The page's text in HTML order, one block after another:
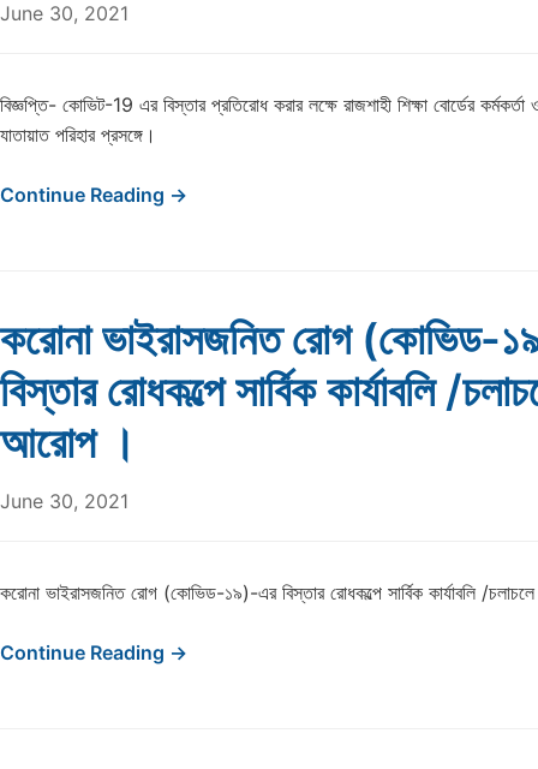
June 30, 2021
বিজ্ঞপ্তি- কোভিট-19 এর বিস্তার প্রতিরোধ করার লক্ষে রাজশাহী শিক্ষা বোর্ডের কর্মকর্তা
যাতায়াত পরিহার প্রসঙ্গে।
Continue Reading →
করোনা ভাইরাসজনিত রোগ (কােভিড-
বিস্তার রোধকল্পে সার্বিক কার্যাবলি /
আরোপ ।
June 30, 2021
করোনা ভাইরাসজনিত রোগ (কােভিড-১৯)-এর বিস্তার রোধকল্পে সার্বিক কার্যাবলি /
Continue Reading →